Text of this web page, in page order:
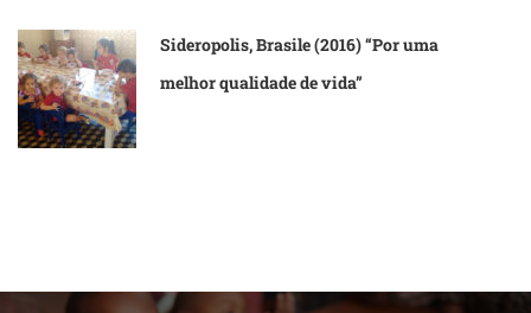
Sideropolis, Brasile (2016) “Por uma
melhor qualidade de vida”